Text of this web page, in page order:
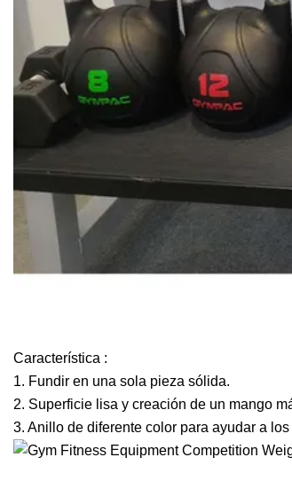
Característica :
1. Fundir en una sola pieza sólida.
2. Superficie lisa y creación de un mango
3. Anillo de diferente color para ayudar a